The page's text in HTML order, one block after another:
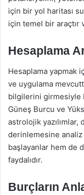
için bir yol haritası
için temel bir araçtır
Hesaplama
Hesaplama yapmak
ve uygulama
bilgilerini girmesiyle
Güneş Burcu ve
astrolojik yazılımlar,
derinlemesine analiz
başlayanlar hem de
faydalıdır.
Burçların